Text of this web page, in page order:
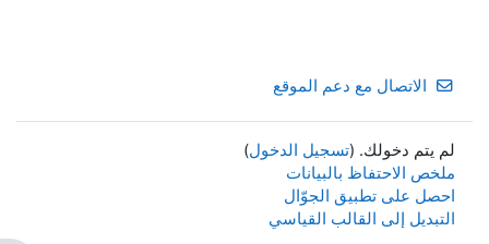
الاتصال مع دعم الموقع
لم يتم دخولك. (تسجيل الدخول)
ملخص الاحتفاظ بالبيانات
احصل على تطبيق الجوّال
التبديل إلى القالب القياسي